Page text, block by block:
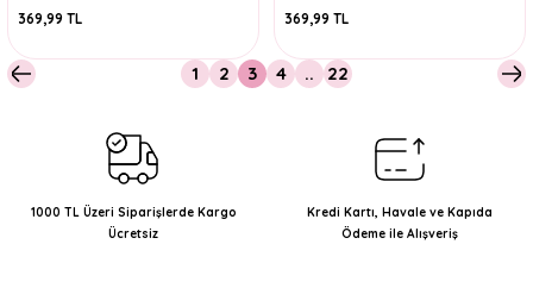
369,99 TL 369,99 TL
1 2 3 4 .. 22
1000 TL Üzeri Siparişlerde Kargo
Ücretsiz
Kredi Kartı, Havale ve Kapıda
Ödeme ile Alışveriş